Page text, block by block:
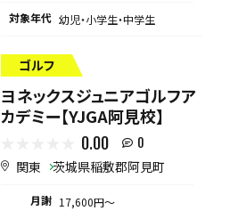
対象年代 幼児・小学生・中学生
ゴルフ
ヨネックスジュニアゴルフア
カデミー【YJGA阿見校】
0.00 0
関東 茨城県稲敷郡阿見町
月謝 17,600円〜